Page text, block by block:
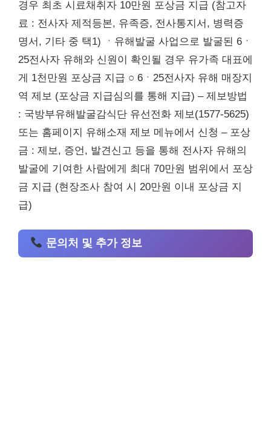
경우 최초 시료채취자 10만원 포상금 지급 (참고자
료 : 전사자 제적등본, 유족증, 전사통지서, 병력증
명서, 기타 중 택1) ㆍ유해발굴 사업으로 발굴된 6ㆍ
25전사자 유해와 신원이 확인될 경우 유가족 대표에
게 1천만원 포상금 지급 ○ 6ㆍ25전사자 유해 매장지
역 제보 (포상금 지급심의를 통해 지급) – 제보방법
: 국방부유해발굴감식단 유선전화 제보(1577-5625)
또는 홈페이지 유해소재 제보 메뉴에서 신청 – 포상
금 : 제보, 증언, 발견신고 등을 통해 전사자 유해의
발굴에 기여한 사람에게 최대 70만원 범위에서 포상
금 지급 (현장조사 참여 시 20만원 이내 포상금 지
급)
문의처 및 추가 정보